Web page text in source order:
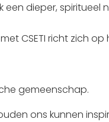
dieper, spiritueel
CSETI richt zich
gemeenschap.
ons kunnen